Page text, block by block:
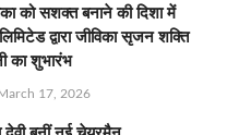
को सशक्त बनाने की दिशा में
द्वारा जीविका सृजन शक्ति
का शुभारंभ
17, 2026